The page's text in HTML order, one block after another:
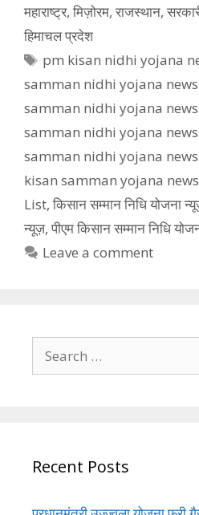
महाराष्ट्र, मिज़ोरम, राजस्थान,
हिमाचल प्रदेश
Tags
pm kisan nidhi yojana
samman nidhi yojana
samman nidhi yojana
samman nidhi yojana
samman nidhi yojana
kisan samman yojana news
List, किसान सम्मान निधि योजना
न्यूज़, पीएम किसान सम्मान निधि
Leave a comment
for:
Recent Posts